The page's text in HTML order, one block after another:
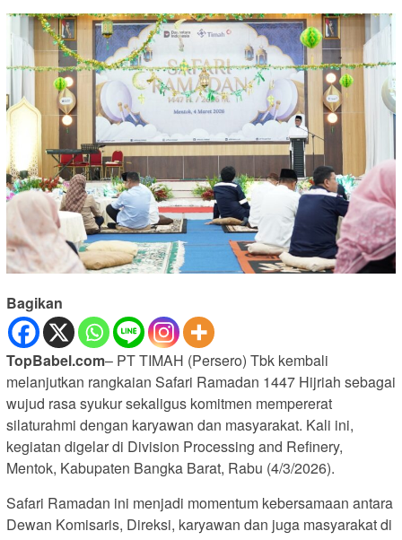
Bagikan
TopBabel.com– PT TIMAH (Persero) Tbk kembali
melanjutkan rangkaian Safari Ramadan 1447 Hijriah sebagai
wujud rasa syukur sekaligus komitmen mempererat
silaturahmi dengan karyawan dan masyarakat. Kali ini,
kegiatan digelar di Division Processing and Refinery,
Mentok, Kabupaten Bangka Barat, Rabu (4/3/2026).
Safari Ramadan ini menjadi momentum kebersamaan antara
Dewan Komisaris, Direksi, karyawan dan juga masyarakat di